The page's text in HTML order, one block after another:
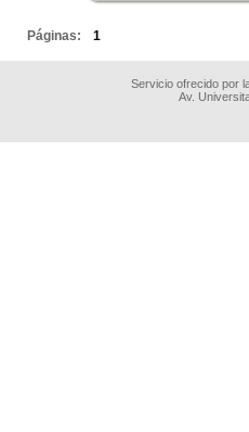
Páginas: 1
Servicio ofrecido por
Av.